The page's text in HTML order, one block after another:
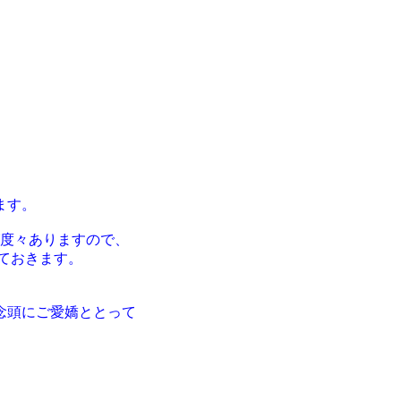
。
々ありますので、
おきます。
頭にご愛嬌ととって